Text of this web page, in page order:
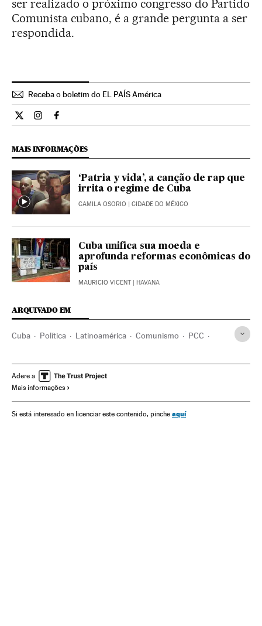
ser realizado o próximo congresso do Partido
Comunista cubano, é a grande pergunta a ser
respondida.
Receba o boletim do EL PAÍS América
Internacional El País Brasil en Twitter
Internacional El País Brasil en Instagram
Internacional El País Brasil en Facebook
MAIS INFORMAÇÕES
‘Patria y vida’, a canção de rap que
irrita o regime de Cuba
CAMILA OSORIO | CIDADE DO MÉXICO
Cuba unifica sua moeda e
aprofunda reformas econômicas do
país
MAURICIO VICENT| HAVANA
ARQUIVADO EM
Cuba Política Latinoamérica Comunismo PCC
Democracia Economía
Adere a
Mais informações
Si está interesado en licenciar este contenido, pinche aquí